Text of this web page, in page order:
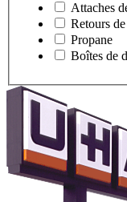
Attaches
Retours
Propane
Boîtes de